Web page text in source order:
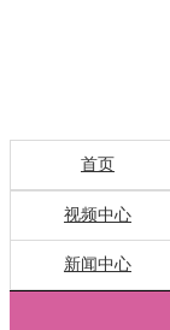
首页
视频中心
新闻中心